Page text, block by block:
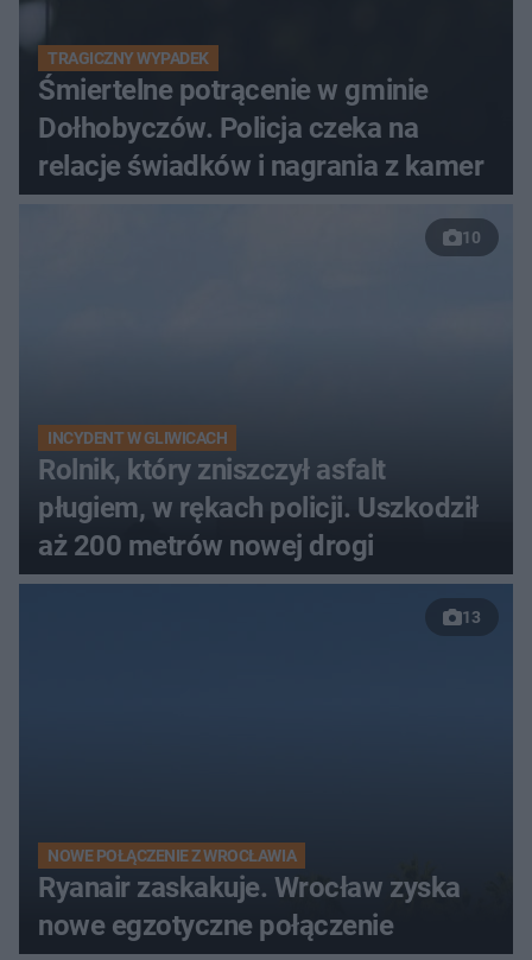
TRAGICZNY WYPADEK
Śmiertelne potrącenie w gminie
Dołhobyczów. Policja czeka na
relacje świadków i nagrania z kamer
10
INCYDENT W GLIWICACH
Rolnik, który zniszczył asfalt
pługiem, w rękach policji. Uszkodził
aż 200 metrów nowej drogi
13
NOWE POŁĄCZENIE Z WROCŁAWIA
Ryanair zaskakuje. Wrocław zyska
nowe egzotyczne połączenie